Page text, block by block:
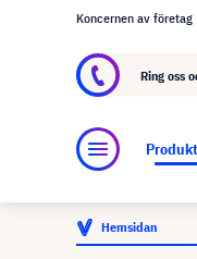
Om visunext.se
Koncernen av företag
Ring oss
Hemsidan